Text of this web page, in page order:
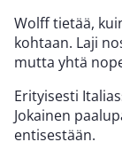
Wolff tietää,
kohtaan. Laji
mutta yhtä
Erityisesti
Jokainen
entisestään.